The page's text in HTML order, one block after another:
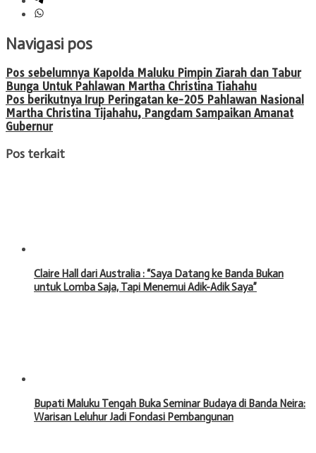
Navigasi pos
Pos sebelumnya Kapolda Maluku Pimpin Ziarah dan Tabur
Bunga Untuk Pahlawan Martha Christina Tiahahu
Pos berikutnya Irup Peringatan ke-205 Pahlawan Nasional
Martha Christina Tijahahu, Pangdam Sampaikan Amanat
Gubernur
Pos terkait
Claire Hall dari Australia : “Saya Datang ke Banda Bukan
untuk Lomba Saja, Tapi Menemui Adik-Adik Saya”
Bupati Maluku Tengah Buka Seminar Budaya di Banda Neira:
Warisan Leluhur Jadi Fondasi Pembangunan